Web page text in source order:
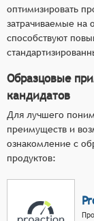
оптимизировать
затрачиваемые на
способствуют
Образцовые
кандидатов
Для лучшего
преимуществ и
ознакомление с
продуктов: